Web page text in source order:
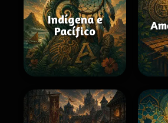
Indígena e
Pacífico